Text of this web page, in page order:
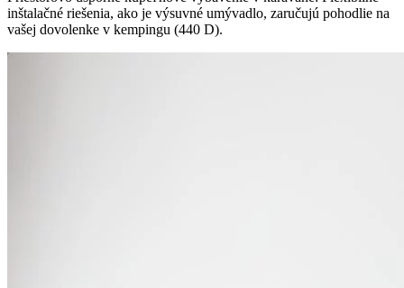
inštalačné riešenia, ako je výsuvné umývadlo, zaručujú pohodlie na
vašej dovolenke v kempingu (440 D).